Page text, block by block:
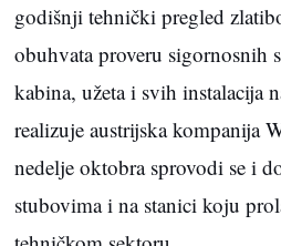
godišnji tehnički pregled
obuhvata proveru sigornosnih
kabina, užeta i svih instalacija
realizuje austrijska kompanija
nedelje oktobra sprovodi se i
stubovima i na stanici koju